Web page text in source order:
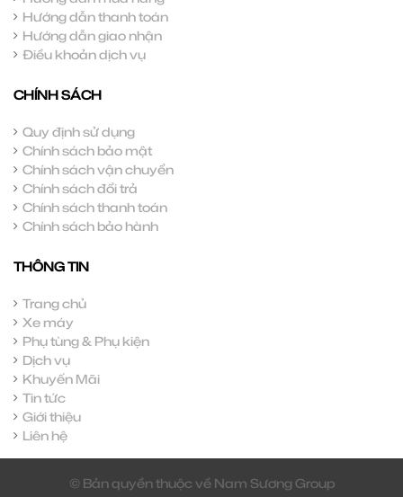
Hướng dẫn thanh toán
Hướng dẫn giao nhận
Điều khoản dịch vụ
CHÍNH SÁCH
Quy định sử dụng
Chính sách bảo mật
Chính sách vận chuyển
Chính sách đổi trả
Chính sách thanh toán
Chính sách bảo hành
THÔNG TIN
Trang chủ
Xe máy
Phụ tùng & Phụ kiện
Dịch vụ
Khuyến Mãi
Tin tức
Giới thiệu
Liên hệ
© Bản quyền thuộc về Nam Sương Group